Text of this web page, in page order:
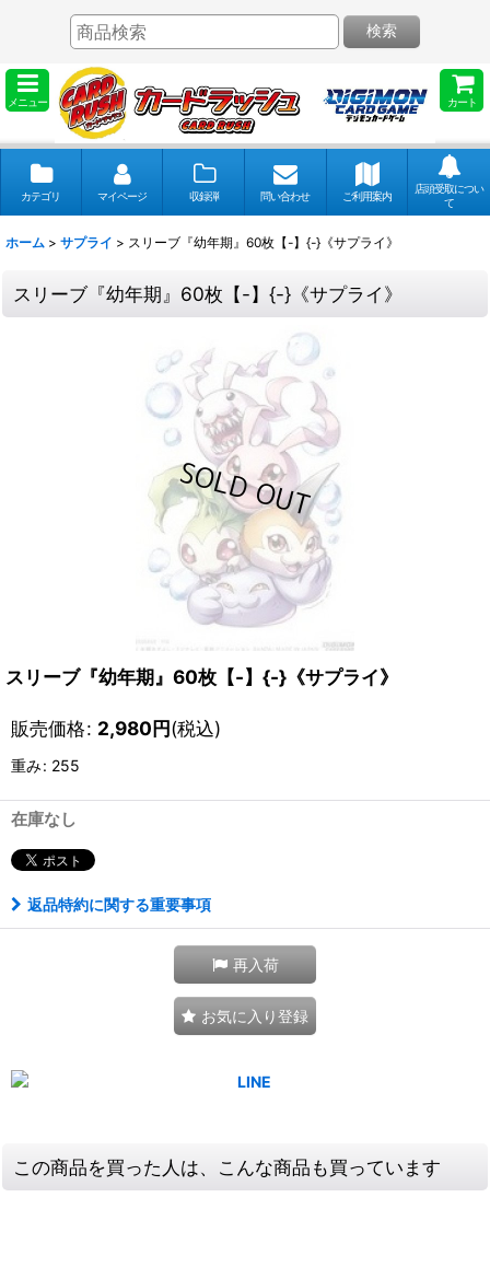
メニュー カート
検索
カテゴリ マイページ 収録弾 問い合わせ ご利用案内
店頭受取につい
て
ホーム > サプライ > スリーブ『幼年期』60枚【-】{-}《サプライ》
スリーブ『幼年期』60枚【-】{-}《サプライ》
スリーブ『幼年期』60枚【-】{-}《サプライ》
販売価格: 2,980円(税込)
重み: 255
在庫なし
返品特約に関する重要事項
再入荷
お気に入り登録
この商品を買った人は、こんな商品も買っています